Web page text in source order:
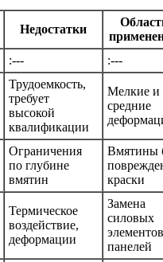
Недостатки
:--- :---
Трудоемкость,
требует
высокой
квалификации
Мелкие и
средние
Ограничения
по глубине
вмятин
Вмятины
краски
Термическое
воздействие,
деформации
Замена
силовых
панелей